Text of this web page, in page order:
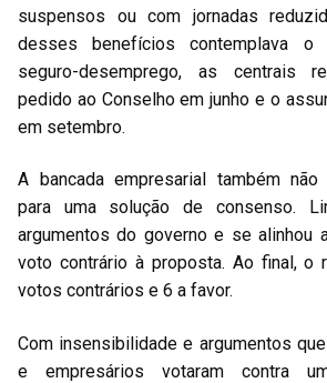
suspensos ou com jornadas
desses benefícios contemplava o
seguro-desemprego, as centrais
pedido ao Conselho em junho e o
em setembro.
A bancada empresarial também não
para uma solução de consenso.
argumentos do governo e se alinhou
voto contrário à proposta. Ao final, o
votos contrários e 6 a favor.
Com insensibilidade e argumentos
e empresários votaram contra